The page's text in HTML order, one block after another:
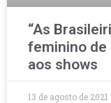
“As
feminino de
aos shows
13 de agosto de 2021